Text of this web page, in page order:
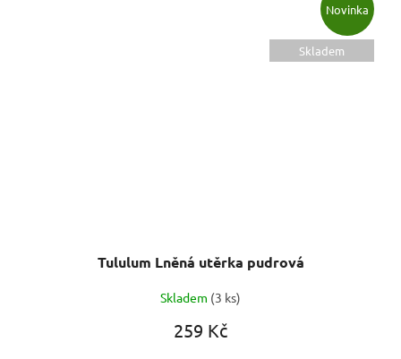
Novinka
Skladem
Tululum Lněná utěrka pudrová
Skladem (3 ks)
259 Kč